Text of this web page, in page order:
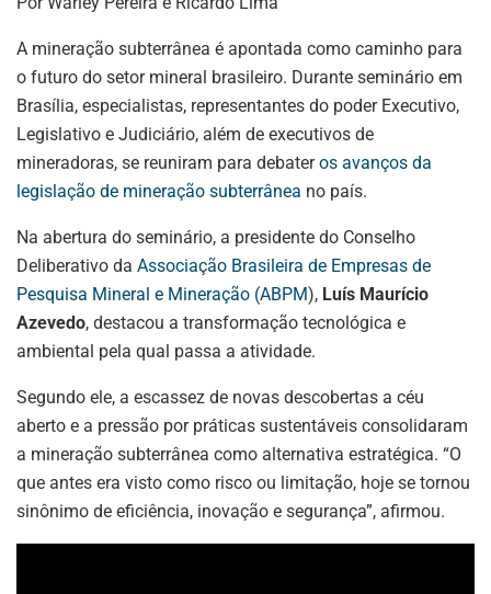
p
p
n
o
o
k
m
A mineração subterrânea é apontada como caminho para
o futuro do setor mineral brasileiro. Durante seminário em
Brasília, especialistas, representantes do poder Executivo,
Legislativo e Judiciário, além de executivos de
mineradoras, se reuniram para debateros avanços da
legislação de mineração subterrânea no país.
Na abertura do seminário, a presidente do Conselho
Deliberativo da Associação Brasileira de Empresas de
Pesquisa Mineral e Mineração (ABPM), Luís Maurício
Azevedo, destacou a transformação tecnológica e
ambiental pela qual passa a atividade.
Segundo ele, a escassez de novas descobertas a céu
aberto e a pressão por práticas sustentáveis consolidaram
a mineração subterrânea como alternativa estratégica. “O
que antes era visto como risco ou limitação, hoje se tornou
sinônimo de eficiência, inovação e segurança”, afirmou.